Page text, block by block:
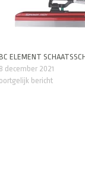
ELEMENT
december 2021
bericht